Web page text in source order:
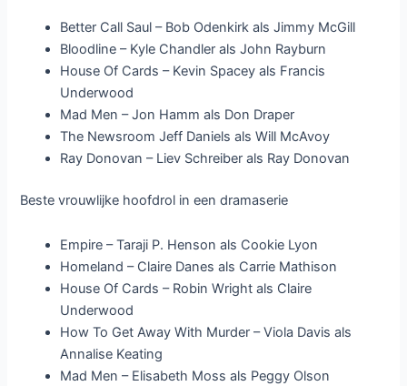
Better Call Saul – Bob Odenkirk als Jimmy McGill
Bloodline – Kyle Chandler als John Rayburn
House Of Cards – Kevin Spacey als Francis
Underwood
Mad Men – Jon Hamm als Don Draper
The Newsroom Jeff Daniels als Will McAvoy
Ray Donovan – Liev Schreiber als Ray Donovan
Beste vrouwlijke hoofdrol in een dramaserie
Empire – Taraji P. Henson als Cookie Lyon
Homeland – Claire Danes als Carrie Mathison
House Of Cards – Robin Wright als Claire
Underwood
How To Get Away With Murder – Viola Davis als
Annalise Keating
Mad Men – Elisabeth Moss als Peggy Olson